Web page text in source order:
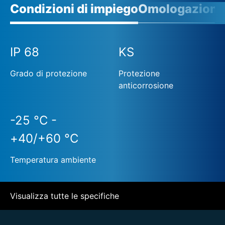
Condizioni di impiegoOmologazioni
IP 68
Grado di protezione
KS
Protezione
anticorrosione
-25 °C -
+40/+60 °C
Temperatura ambiente
Visualizza tutte le specifiche